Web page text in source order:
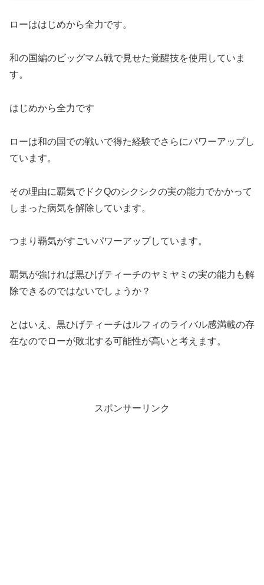
ローははじめから全力です。
和の国編のビッグマム戦で見せた覚醒技を使用していま
す。
はじめから全力です
ローは和の国での戦いで得た経験でさらにパワーアップし
ています。
その理由に覇気でドクQのシクシクの実の能力でかかって
しまった病気を解除しています。
つまり覇気がすごいパワーアップしています。
覇気が強ければ黒ひげティーチのヤミヤミの実の能力も解
除できるのではないでしょうか？
とはいえ、黒ひげティーチはルフィのライバル感満載の存
在なのでローが敗北する可能性が高いと考えます。
スポンサーリンク